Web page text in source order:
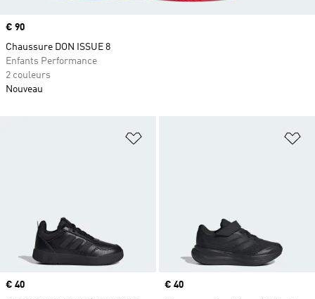
Ajouter à la Liste de produits
Prix
€ 40
Prix
€ 40
Prix
€ 90
Chaussure DON ISSUE 8
Enfants Performance
2 couleurs
Nouveau